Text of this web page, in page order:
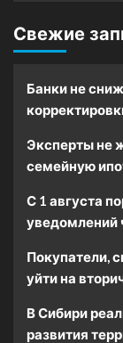
Свежие
Банки не
Эксперты не
семейную
С 1 августа
уведомлений
Покупатели,
уйти на
В Сибири
развития